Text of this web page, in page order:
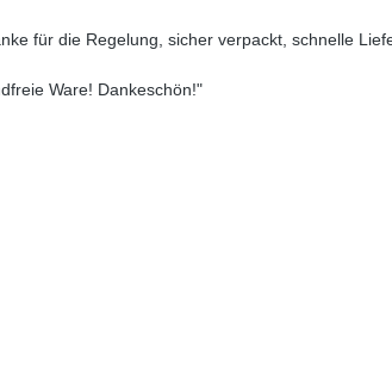
für die Regelung, sicher verpackt, schnelle
Ware! Dankeschön!"